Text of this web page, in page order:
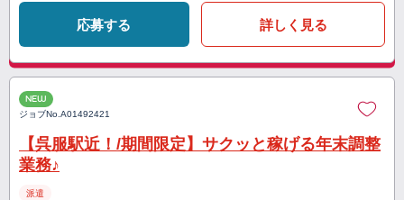
応募する 詳しく見る
NEW
ジョブNo.A01492421
【呉服駅近！/期間限定】サクッと稼げる年末調整
業務♪
派遣